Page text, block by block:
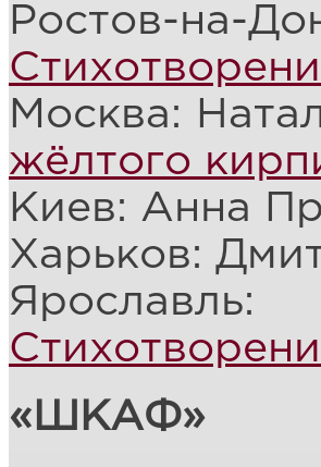
Ростов-
Москва:
жёлтого
Киев: Анна
Харьков:
«ШКАФ»